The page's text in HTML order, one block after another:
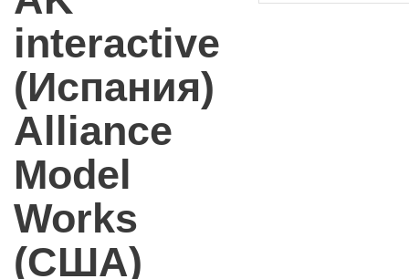
interactive
(Испания)
Alliance
Model
Works
(США)